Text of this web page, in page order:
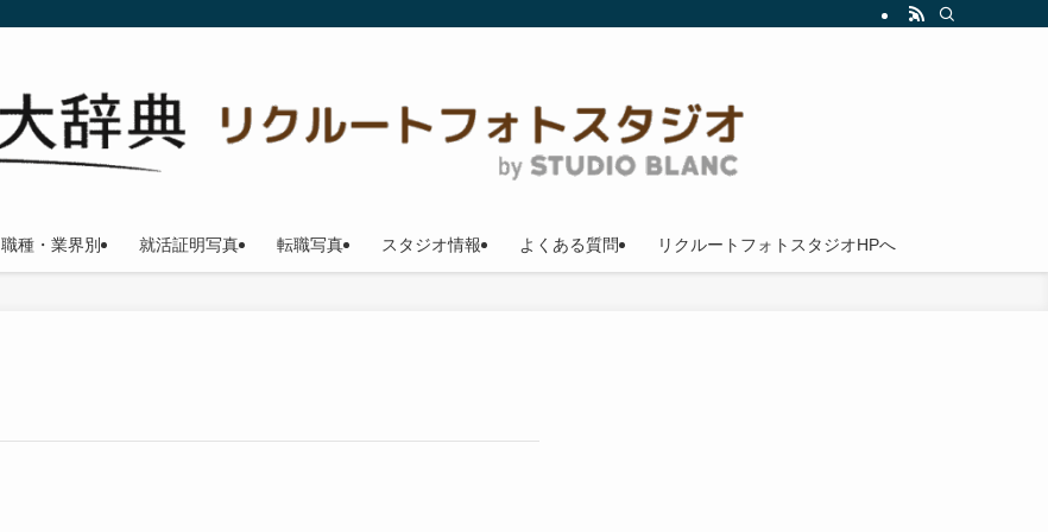
職種・業界別 就活証明写真 転職写真 スタジオ情報 よくある質問 リクルートフォトスタジオHPへ